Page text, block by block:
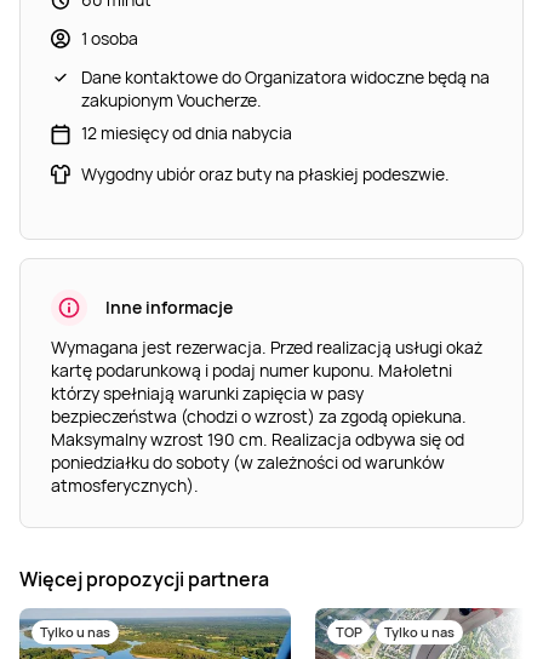
1 osoba
Dane kontaktowe do Organizatora widoczne będą na
zakupionym Voucherze.
12 miesięcy od dnia nabycia
Wygodny ubiór oraz buty na płaskiej podeszwie.
Inne informacje
Wymagana jest rezerwacja. Przed realizacją usługi okaż
kartę podarunkową i podaj numer kuponu. Małoletni
którzy spełniają warunki zapięcia w pasy
bezpieczeństwa (chodzi o wzrost) za zgodą opiekuna.
Maksymalny wzrost 190 cm. Realizacja odbywa się od
poniedziałku do soboty (w zależności od warunków
atmosferycznych).
Więcej propozycji partnera
Tylko u nas TOP Tylko u nas